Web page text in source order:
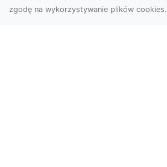
zgodę na wykorzystywanie plików cookies.